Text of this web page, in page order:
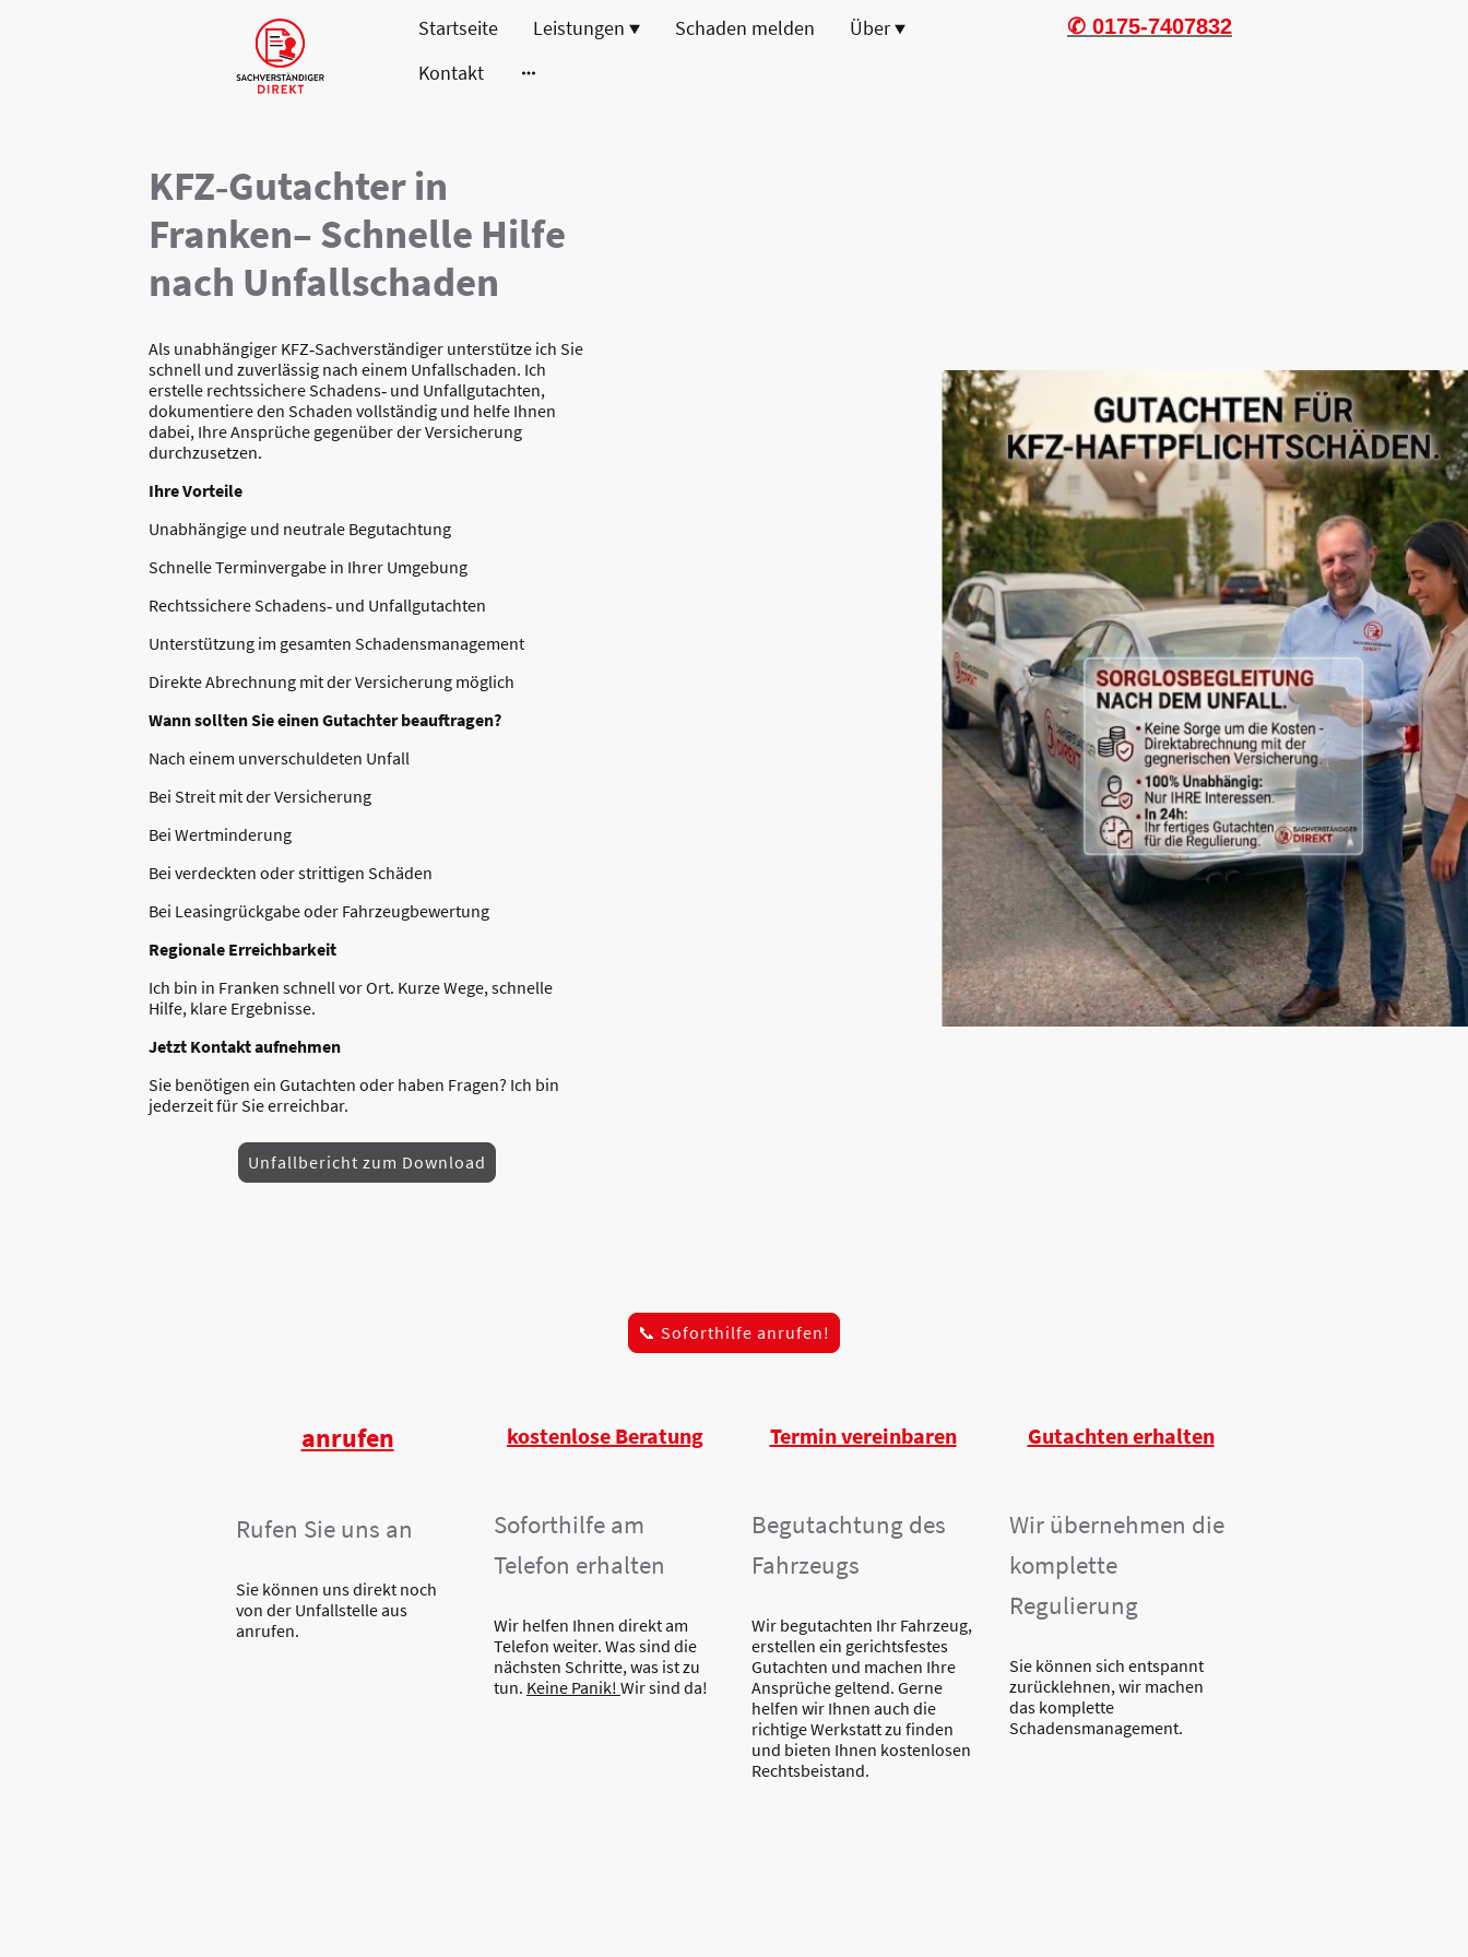
✆ 0175-7407832
Startseite Leistungen Schaden melden
Über
Kontakt
KFZ‑Gutachter in
Franken– Schnelle Hilfe
nach Unfallschaden
Als unabhängiger KFZ‑Sachverständiger unterstütze ich Sie
schnell und zuverlässig nach einem Unfallschaden. Ich
erstelle rechtssichere Schadens‑ und Unfallgutachten,
dokumentiere den Schaden vollständig und helfe Ihnen
dabei, Ihre Ansprüche gegenüber der Versicherung
durchzusetzen.
Ihre Vorteile
Unabhängige und neutrale Begutachtung
Schnelle Terminvergabe in Ihrer Umgebung
Rechtssichere Schadens‑ und Unfallgutachten
Unterstützung im gesamten Schadensmanagement
Direkte Abrechnung mit der Versicherung möglich
Wann sollten Sie einen Gutachter beauftragen?
Nach einem unverschuldeten Unfall
Bei Streit mit der Versicherung
Bei Wertminderung
Bei verdeckten oder strittigen Schäden
Bei Leasingrückgabe oder Fahrzeugbewertung
Regionale Erreichbarkeit
Ich bin in Franken schnell vor Ort. Kurze Wege, schnelle
Hilfe, klare Ergebnisse.
Jetzt Kontakt aufnehmen
Sie benötigen ein Gutachten oder haben Fragen? Ich bin
jederzeit für Sie erreichbar.
Unfallbericht zum Download
📞 Soforthilfe anrufen!
anrufen
Rufen Sie uns an
Sie können uns direkt noch
von der Unfallstelle aus
anrufen.
kostenlose Beratung
Soforthilfe am
Telefon erhalten
Wir helfen Ihnen direkt am
Telefon weiter. Was sind die
nächsten Schritte, was ist zu
tun. Keine Panik! Wir sind da!
Termin vereinbaren
Begutachtung des
Fahrzeugs
Wir begutachten Ihr Fahrzeug,
erstellen ein gerichtsfestes
Gutachten und machen Ihre
Ansprüche geltend. Gerne
helfen wir Ihnen auch die
richtige Werkstatt zu finden
und bieten Ihnen kostenlosen
Rechtsbeistand.
Gutachten erhalten
Wir übernehmen die
komplette
Regulierung
Sie können sich entspannt
zurücklehnen, wir machen
das komplette
Schadensmanagement.